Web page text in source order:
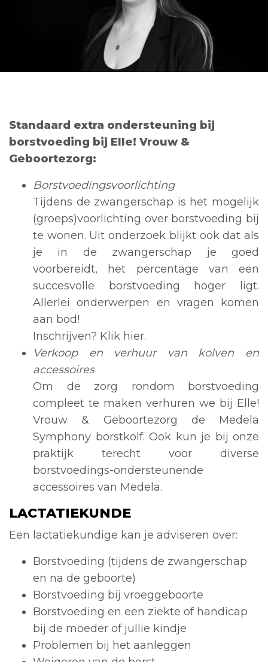
Standaard extra ondersteuning bij
borstvoeding bij Elle! Vrouw &
Geboortezorg:
Borstvoedingsvoorlichting
Tijdens de zwangerschap is het mogelijk
(groeps)voorlichting over borstvoeding bij
te wonen. Uit onderzoek blijkt ook dat als
je in de zwangerschap je goed
voorbereidt, het percentage van een
succesvolle borstvoeding hoger ligt.
Allerlei onderwerpen en vragen komen
aan bod!
Inschrijven? Klik hier.
Verkoop en verhuur van kolven en
accessoires
Om de zorg rondom borstvoeding
compleet te maken verhuren we bij Elle!
Vrouw & Geboortezorg de Medela
Symphony borstkolf. Ook kun je bij onze
praktijk terecht voor diverse
borstvoedings-ondersteunende
accessoires van Medela.
LACTATIEKUNDE
Een lactatiekundige kan je adviseren over:
Borstvoeding (tijdens de zwangerschap
en na de geboorte)
Borstvoeding bij vroeggeboorte
Borstvoeding en een ziekte of handicap
bij de moeder of jullie kindje
Problemen bij het aanleggen